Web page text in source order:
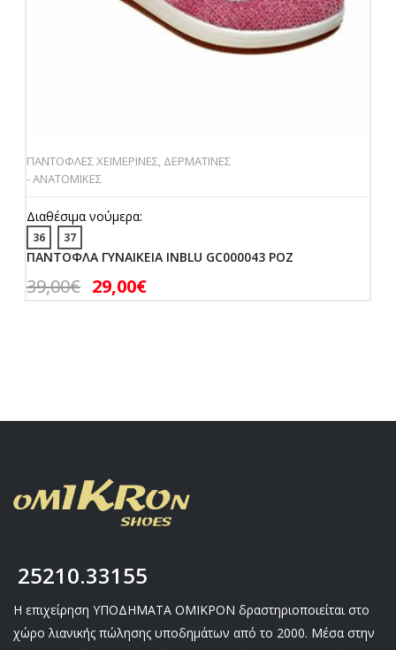
ΠΑΝΤΟΦΛΕΣ ΧΕΙΜΕΡΙΝΕΣ, ΔΕΡΜΑΤΙΝΕΣ
- ΑΝΑΤΟΜΙΚΕΣ
Διαθέσιμα νούμερα:
36 37
ΠΑΝΤΟΦΛΑ ΓΥΝΑΙΚΕΙΑ INBLU GC000043 ΡΟΖ
39,00€ 29,00€
25210.33155
Η επιχείρηση ΥΠΟΔΗΜΑΤΑ ΟΜΙΚΡΟΝ δραστηριοποιείται στο
χώρο λιανικής πώλησης υποδημάτων από το 2000. Μέσα στην